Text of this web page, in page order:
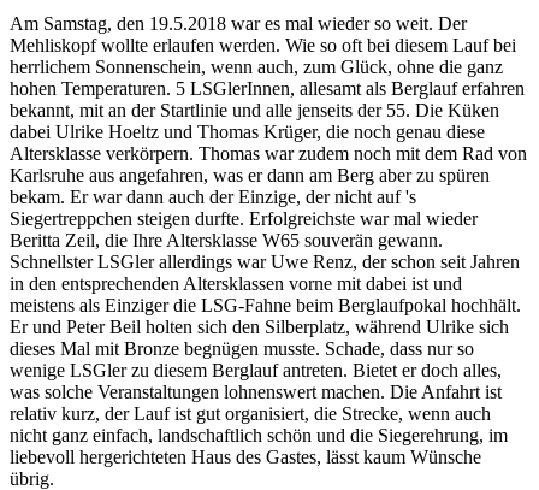
Am Samstag, den 19.5.2018 war es mal wieder so weit. Der
Mehliskopf wollte erlaufen werden. Wie so oft bei diesem Lauf bei
herrlichem Sonnenschein, wenn auch, zum Glück, ohne die ganz
hohen Temperaturen. 5 LSGlerInnen, allesamt als Berglauf erfahren
bekannt, mit an der Startlinie und alle jenseits der 55. Die Küken
dabei Ulrike Hoeltz und Thomas Krüger, die noch genau diese
Altersklasse verkörpern. Thomas war zudem noch mit dem Rad von
Karlsruhe aus angefahren, was er dann am Berg aber zu spüren
bekam. Er war dann auch der Einzige, der nicht auf 's
Siegertreppchen steigen durfte. Erfolgreichste war mal wieder
Beritta Zeil, die Ihre Altersklasse W65 souverän gewann.
Schnellster LSGler allerdings war Uwe Renz, der schon seit Jahren
in den entsprechenden Altersklassen vorne mit dabei ist und
meistens als Einziger die LSG-Fahne beim Berglaufpokal hochhält.
Er und Peter Beil holten sich den Silberplatz, während Ulrike sich
dieses Mal mit Bronze begnügen musste. Schade, dass nur so
wenige LSGler zu diesem Berglauf antreten. Bietet er doch alles,
was solche Veranstaltungen lohnenswert machen. Die Anfahrt ist
relativ kurz, der Lauf ist gut organisiert, die Strecke, wenn auch
nicht ganz einfach, landschaftlich schön und die Siegerehrung, im
liebevoll hergerichteten Haus des Gastes, lässt kaum Wünsche
übrig.